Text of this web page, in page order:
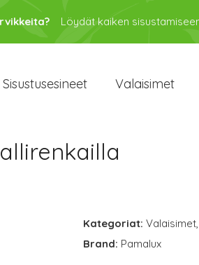
Löydät kaiken
Sisustusesineet Valaisimet
Kategoriat: Valaisimet,
Brand: Pamalux